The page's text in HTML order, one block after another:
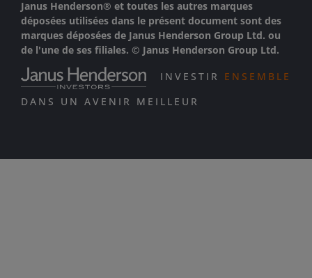
Janus Henderson® et toutes les autres marques
déposées utilisées dans le présent document sont des
marques déposées de Janus Henderson Group Ltd. ou
de l'une de ses filiales. © Janus Henderson Group Ltd.
INVESTIR ENSEMBLE
DANS UN AVENIR MEILLEUR